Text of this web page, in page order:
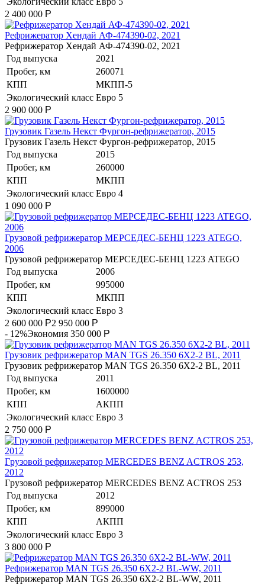
2 400 000 Р
Рефрижератор Хендай АФ-474390-02, 2021
Рефрижератор Хендай АФ-474390-02, 2021
Год выпуска
2021
Пробег, км
260071
КПП
МКПП-5
Экологический класс Евро 5
2 900 000 Р
Грузовик Газель Некст Фургон-рефрижератор, 2015
Грузовик Газель Некст Фургон-рефрижератор, 2015
Год выпуска
2015
Пробег, км
260000
КПП
МКПП
Экологический класс Евро 4
1 090 000 Р
Грузовой рефрижератор МЕРСЕДЕС-БЕНЦ 1223 ATEGO,
2006
Грузовой рефрижератор МЕРСЕДЕС-БЕНЦ 1223 ATEGO
Год выпуска
2006
Пробег, км
995000
КПП
МКПП
Экологический класс Евро 3
2 600 000 Р2 950 000 Р
- 12%Экономия 350 000 Р
Грузовик рефрижератор MAN TGS 26.350 6Х2-2 BL, 2011
Грузовик рефрижератор MAN TGS 26.350 6Х2-2 BL, 2011
Год выпуска
2011
Пробег, км
1600000
КПП
АКПП
Экологический класс Евро 3
2 750 000 Р
Гpузoвой peфpижератор МERСEDЕS BENZ AСTROS 253,
2012
Гpузoвой peфpижератор МERСEDЕS BENZ AСTROS 253
Год выпуска
2012
Пробег, км
899000
КПП
АКПП
Экологический класс Евро 3
3 800 000 Р
Рефрижератор MAN TGS 26.350 6X2-2 BL-WW, 2011
Рефрижератор MAN TGS 26.350 6X2-2 BL-WW, 2011